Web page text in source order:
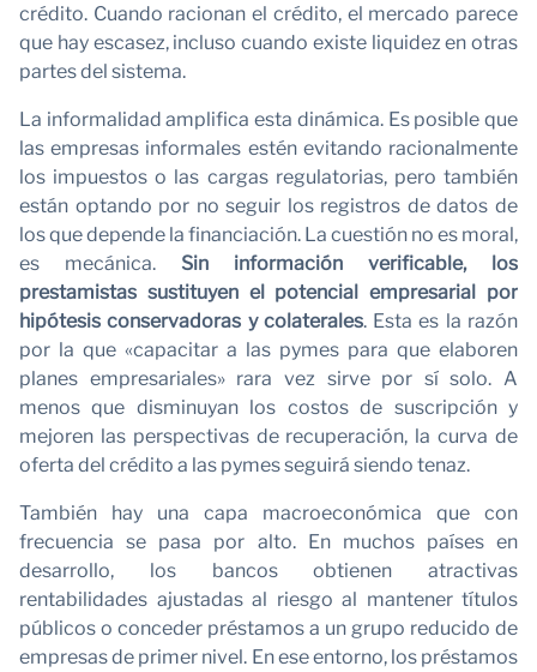
crédito. Cuando racionan el crédito, el mercado parece
que hay escasez, incluso cuando existe liquidez en otras
partes del sistema.
La informalidad amplifica esta dinámica. Es posible que
las empresas informales estén evitando racionalmente
los impuestos o las cargas regulatorias, pero también
están optando por no seguir los registros de datos de
los que depende la financiación. La cuestión no es moral,
es mecánica. Sin información verificable, los
prestamistas sustituyen el potencial empresarial por
hipótesis conservadoras y colaterales. Esta es la razón
por la que «capacitar a las pymes para que elaboren
planes empresariales» rara vez sirve por sí solo. A
menos que disminuyan los costos de suscripción y
mejoren las perspectivas de recuperación, la curva de
oferta del crédito a las pymes seguirá siendo tenaz.
También hay una capa macroeconómica que con
frecuencia se pasa por alto. En muchos países en
desarrollo, los bancos obtienen atractivas
rentabilidades ajustadas al riesgo al mantener títulos
públicos o conceder préstamos a un grupo reducido de
empresas de primer nivel. En ese entorno, los préstamos